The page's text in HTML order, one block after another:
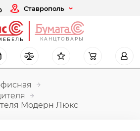
Ставрополь
КАНЦТОВАРЫ
Модерн Люкс